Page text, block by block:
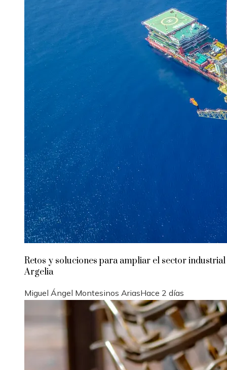
Retos y soluciones para ampliar el sector industrial
Argelia
Miguel Ángel Montesinos AriasHace 2 días